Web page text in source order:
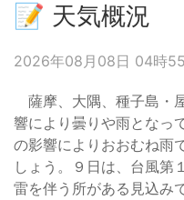
📝 天気概況
2026年08月08日 04時
薩摩、大隅、種子島・
響により曇りや雨となっ
の影響によりおおむね雨
しょう。９日は、台風第
雷を伴う所がある見込